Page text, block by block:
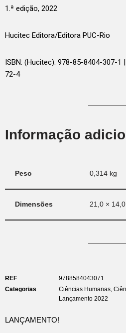
1.ª edição, 2022
Hucitec Editora/Editora PUC-Rio
ISBN: (Hucitec): 978-85-8404-307-1
72-4
Informação
Peso 0,314 kg
Dimensões 21,0 ×
REF
9788584043071
Categorias
Ciências Humanas
Lançamento 2022
LANÇAMENTO!